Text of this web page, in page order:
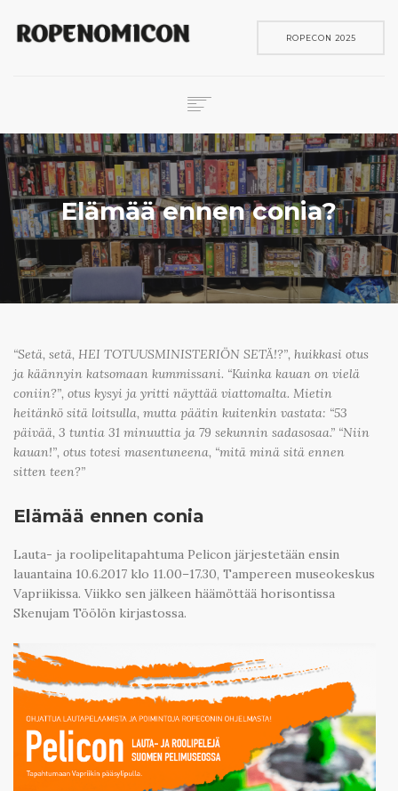
ROPECON 2025
ROPECON
SKENE
PELIT
IN ENGLISH
SEARCH
Elämää ennen conia?
“Setä, setä, HEI TOTUUSMINISTERIÖN SETÄ!?”, huikkasi otus
ja käännyin katsomaan kummissani. “Kuinka kauan on vielä
coniin?”, otus kysyi ja yritti näyttää viattomalta. Mietin
heitänkö sitä loitsulla, mutta päätin kuitenkin vastata: “53
päivää, 3 tuntia 31 minuuttia ja 79 sekunnin sadasosaa.” “Niin
kauan!”, otus totesi masentuneena, “mitä minä sitä ennen
sitten teen?”
Elämää ennen conia
Lauta- ja roolipelitapahtuma Pelicon järjestetään ensin
lauantaina 10.6.2017 klo 11.00–17.30, Tampereen museokeskus
Vapriikissa. Viikko sen jälkeen häämöttää horisontissa
Skenujam Töölön kirjastossa.